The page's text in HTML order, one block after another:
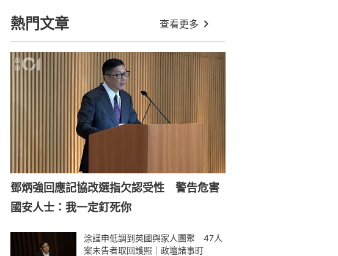
熱門文章 查看更多
鄧炳強回應記協改選指欠認受性 警告危害
國安人士：我一定釘死你
涂謹申低調到英國與家人團聚 47人
案未告者取回護照｜政壇諸事町